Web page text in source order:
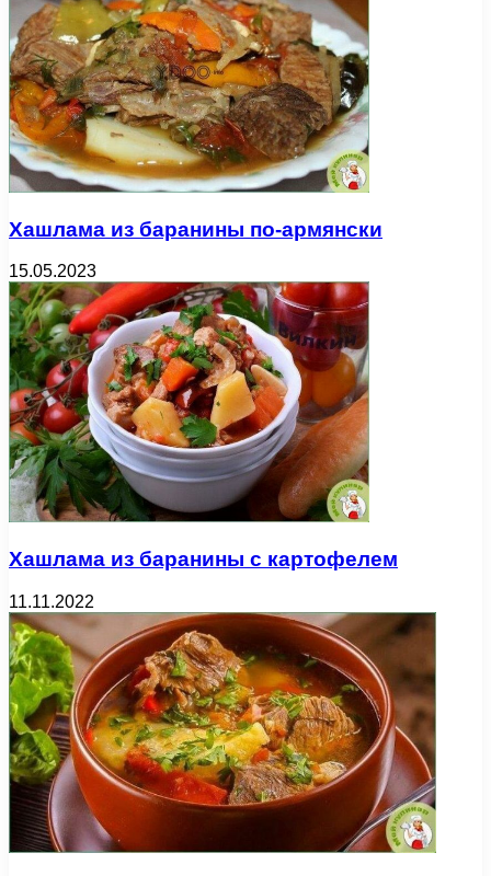
Хашлама из баранины по-армянски
15.05.2023
Хашлама из баранины с картофелем
11.11.2022